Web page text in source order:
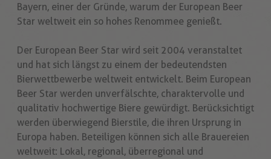
Bayern, einer der Gründe, warum der European Beer
Star weltweit ein so hohes Renommee genießt.
Der European Beer Star wird seit 2004 veranstaltet
und hat sich längst zu einem der bedeutendsten
Bierwettbewerbe weltweit entwickelt. Beim European
Beer Star werden unverfälschte, charaktervolle und
qualitativ hochwertige Biere gewürdigt. Berücksichtigt
werden überwiegend Bierstile, die ihren Ursprung in
Europa haben. Beteiligen können sich alle Brauereien
weltweit: Lokal, regional, überregional und